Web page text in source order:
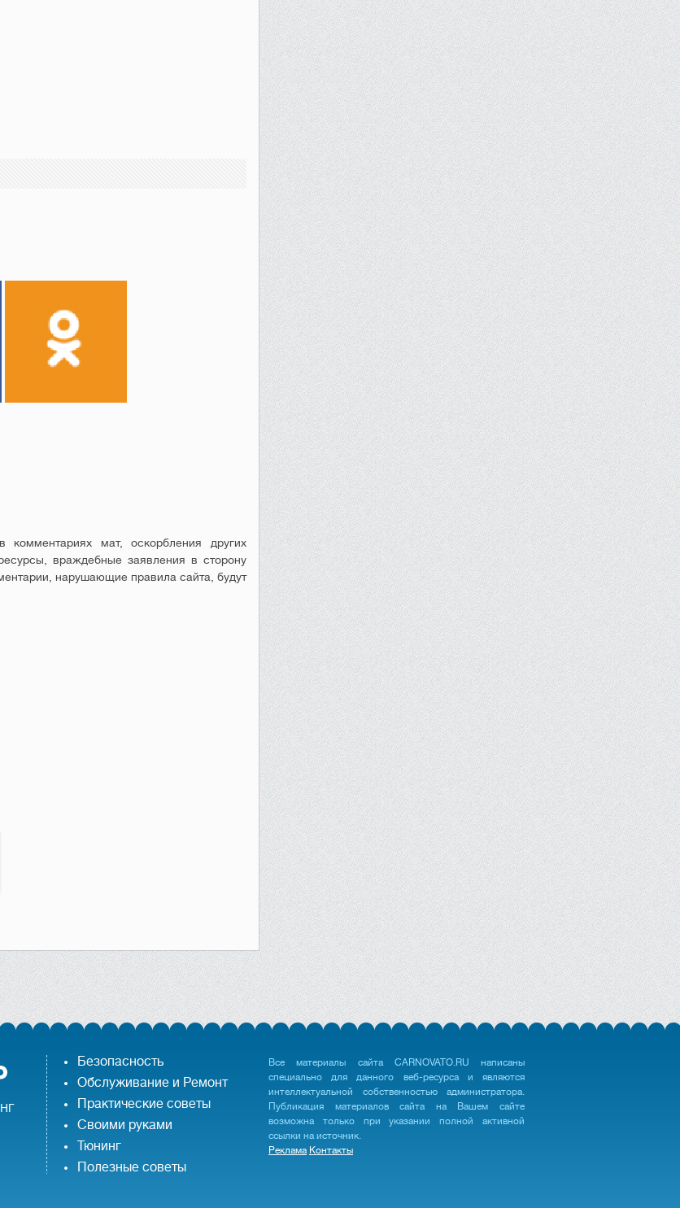
мат, оскорбления других
враждебные заявления в сторону
нарушающие правила сайта, будут
Безопасность
Обслуживание и Ремонт
Практические советы
Своими руками
Тюнинг
Полезные советы
Все материалы сайта CARNOVATO.RU написаны
специально для данного веб-ресурса и являются
интеллектуальной собственностью администратора.
Публикация материалов сайта на Вашем сайте
возможна только при указании полной активной
ссылки на источник.
Реклама Контакты